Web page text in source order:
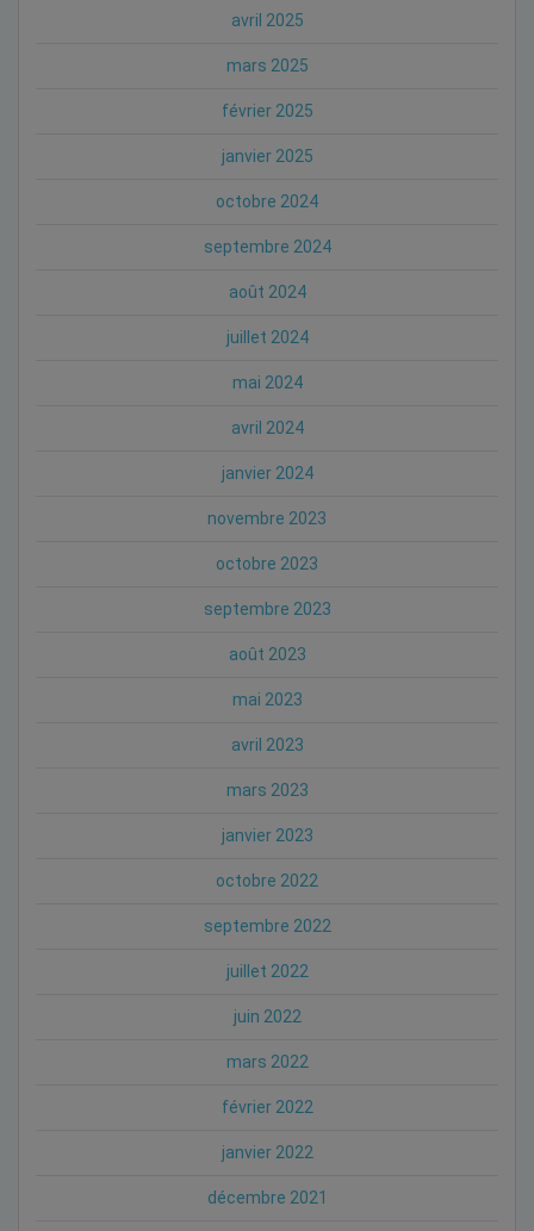
avril 2025
mars 2025
février 2025
janvier 2025
octobre 2024
septembre 2024
août 2024
juillet 2024
mai 2024
avril 2024
janvier 2024
novembre 2023
octobre 2023
septembre 2023
août 2023
mai 2023
avril 2023
mars 2023
janvier 2023
octobre 2022
septembre 2022
juillet 2022
juin 2022
mars 2022
février 2022
janvier 2022
décembre 2021